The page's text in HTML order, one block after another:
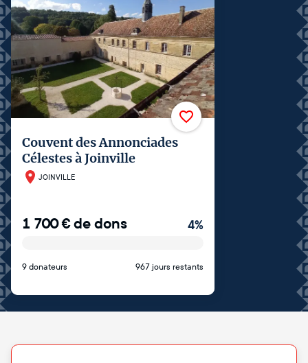
Couvent des Annonciades
Célestes à Joinville
JOINVILLE
1 700€de dons 4%
9 donateurs 967 jours restants